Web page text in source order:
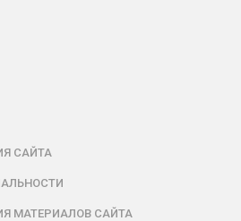
САЙТА
МАТЕРИАЛОВ САЙТА